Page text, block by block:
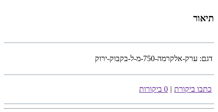
תיאור
דגם: ערק-אלקרמה-750-מ-ל-בקבוק-ירוק
כתבו ביקורת | 0 ביקורות